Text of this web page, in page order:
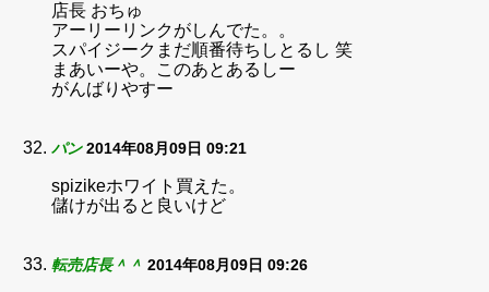
店長 おちゅ
アーリーリンクがしんでた。。
スパイジークまだ順番待ちしとるし 笑
まあいーや。このあとあるしー
がんばりやすー
パン 2014年08月09日 09:21
spizikeホワイト買えた。
儲けが出ると良いけど
転売店長＾＾ 2014年08月09日 09:26